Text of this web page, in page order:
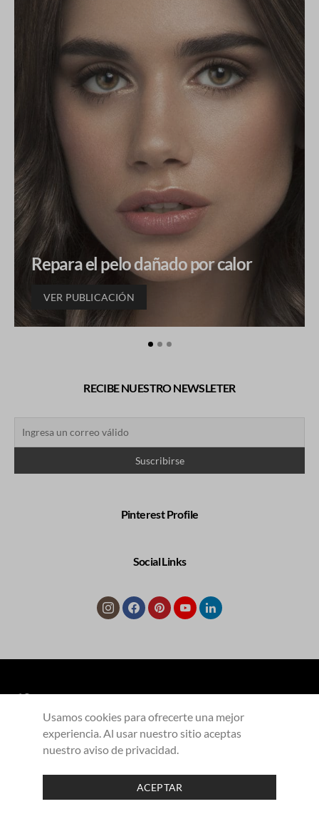
Repara el pelo dañado por calor
VER PUBLICACIÓN
RECIBE NUESTRO NEWSLETER
Pinterest Profile
Social Links
COLECCIONES Productos
Contacto
Aliados
Aviso de privacidad
Usamos cookies para ofrecerte una mejor
experiencia. Al usar nuestro sitio aceptas
nuestro aviso de privacidad.
ACEPTAR